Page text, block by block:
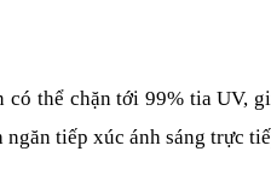
thể chặn tới 99% tia UV,
tiếp xúc ánh sáng trực